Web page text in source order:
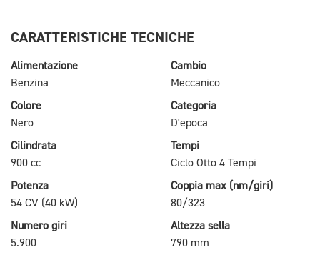
CARATTERISTICHE TECNICHE
Alimentazione
Benzina
Cambio
Meccanico
Colore
Nero
Categoria
D'epoca
Cilindrata
900 cc
Tempi
Ciclo Otto 4 Tempi
Potenza
54 CV (40 kW)
Coppia max (nm/giri)
80/323
Numero giri
5.900
Altezza sella
790 mm